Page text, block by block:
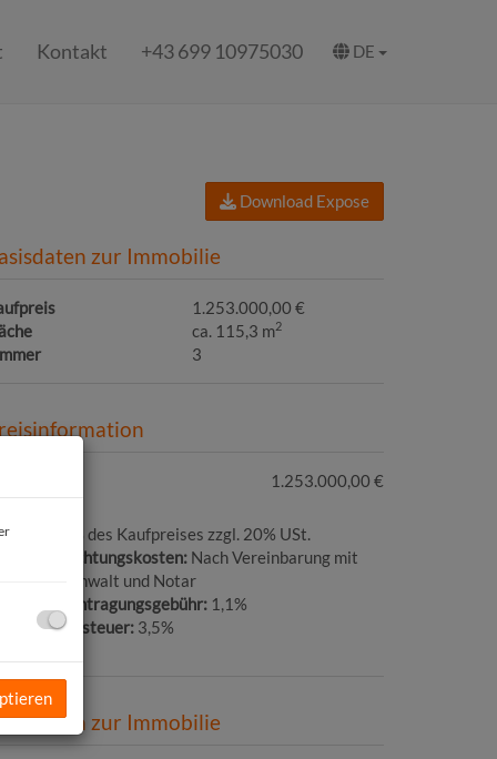
Kontakt +43 699 10975030 DE
Download Expose
zur Immobilie
1.253.000,00 €
ca. 115,3 m2
3
1.253.000,00 €
3% des Kaufpreises zzgl. 20% USt.
Nach Vereinbarung mit
Rechtsanwalt und Notar
1,1%
3,5%
zur Immobilie